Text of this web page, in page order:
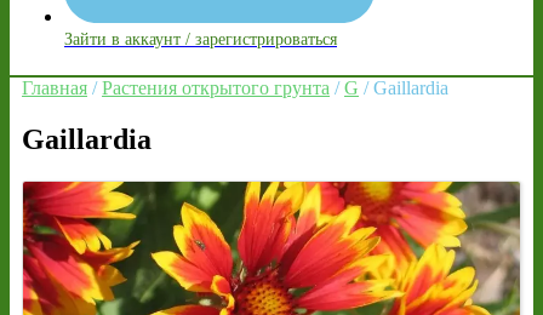
Зайти в аккаунт / зарегистрироваться
Главная /Растения открытого грунта /G / Gaillardia
Gaillardia